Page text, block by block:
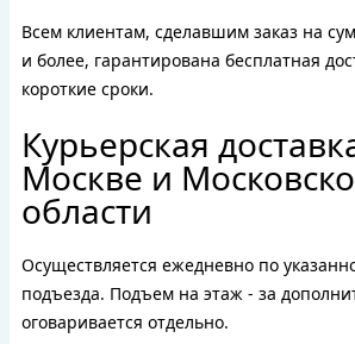
Всем клиентам, сделавшим заказ на
и более, гарантирована бесплатная
короткие сроки.
Курьерская
Москве и
области
Осуществляется ежедневно по
подъезда. Подъем на этаж - за
оговаривается отдельно.